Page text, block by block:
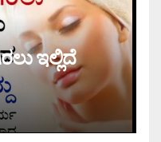
ಇಲ್ಲಿದೆ